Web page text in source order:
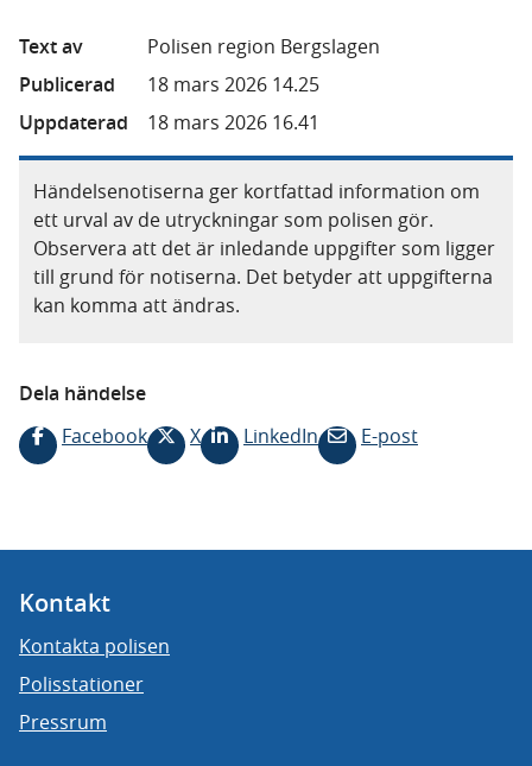
Text av
Polisen region Bergslagen
Publicerad
18 mars 2026 14.25
Uppdaterad
18 mars 2026 16.41
Händelsenotiserna ger kortfattad information om
ett urval av de utryckningar som polisen gör.
Observera att det är inledande uppgifter som ligger
till grund för notiserna. Det betyder att uppgifterna
kan komma att ändras.
Dela händelse
Facebook
X LinkedIn E-post
Kontakt
Kontakta polisen
Polisstationer
Pressrum